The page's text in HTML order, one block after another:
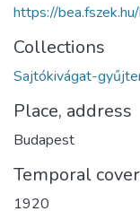
https://
Collections
Sajtókivágat-
Place, address
Budapest
Temporal
1920